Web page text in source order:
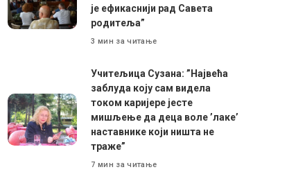
је ефикаснији рад Савета
родитеља”
3 мин за читање
Учитељица Сузана: ”Највећа
заблуда коју сам видела
током каријере јесте
мишљење да деца воле ’лаке’
наставнике који ништа не
траже”
7 мин за читање